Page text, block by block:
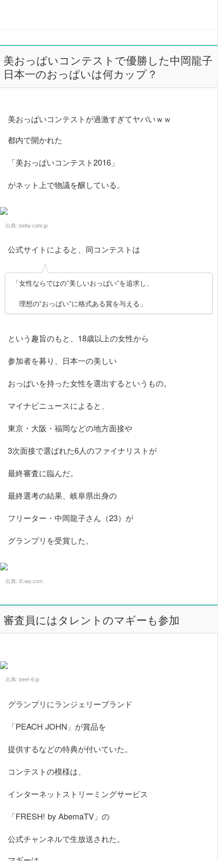
美おっぱいコンテストで優勝した中岡龍子
日本一のおっぱいは何カップ？
美おっぱいコンテストが過激すぎてヤバいｗｗ
都内で開かれた
「美おっぱいコンテスト2016」
がネット上で物議を醸している。
出典: belta-cafe.jp
公式サイトによると、同コンテストは
「女性ならではの”美しいおっぱい”を追求し、
理想の”おっぱい”に格式ある賞を与える」
という趣旨のもと、18歳以上の女性から
参加者を募り、日本一の美しい
おっぱいを持った女性を選出するというもの。
マイナビニュースによると、
東京・大阪・福岡などの地方面接や
3次面接で選ばれた6人のファイナリストが
最終審査に臨んだ。
最終選考の結果、岐阜県出身の
フリーター・中岡龍子さん（23）が
グランプリを受賞した。
出典: i0.wp.com
審査員にはタレントのマギーも参加
出典: beef-6.jp
グランプリにランジェリーブランド
「PEACH JOHN」が賞品を
提供するなどの特典が付いていた。
コンテストの模様は、
インターネットストリーミングサービス
「FRESH! by AbemaTV」の
公式チャンネルで生放送された。